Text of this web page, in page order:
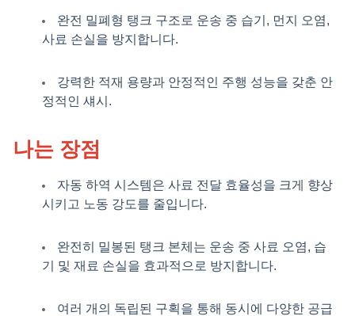
완전 밀폐형 탱크 구조로 운송 중 습기, 먼지 오염,
사료 손실을 방지합니다.
강력한 적재 용량과 안정적인 주행 성능을 갖춘 안
정적인 섀시.
나는 장점
자동 하역 시스템은 사료 전달 효율성을 크게 향상
시키고 노동 강도를 줄입니다.
완전히 밀봉된 탱크 본체는 운송 중 사료 오염, 습
기 및 재료 손실을 효과적으로 방지합니다.
여러 개의 독립된 구획을 통해 동시에 다양한 공급